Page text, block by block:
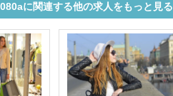
に関連する他の求人をもっと見る